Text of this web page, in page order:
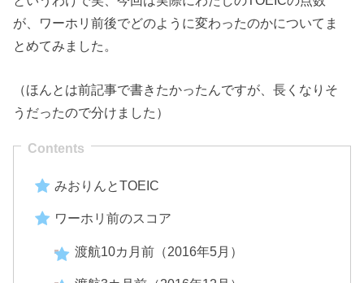
が、ワーホリ前後でどのように変わったのかについてま
とめてみました。
（ほんとは前記事で書きたかったんですが、長くなりそ
うだったので分けました）
みおりんとTOEIC
ワーホリ前のスコア
渡航10カ月前（2016年5月）